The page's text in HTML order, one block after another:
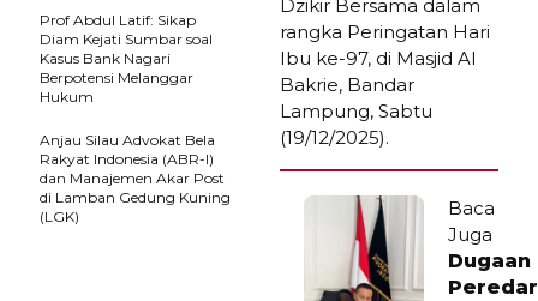
Dzikir Bersama dalam
rangka Peringatan Hari
Ibu ke-97, di Masjid Al
Bakrie, Bandar
Lampung, Sabtu
(19/12/2025).
Baca
Juga
Dugaan
Prof Abdul Latif: Sikap
Diam Kejati Sumbar soal
Kasus Bank Nagari
Berpotensi Melanggar
Hukum
Anjau Silau Advokat Bela
Rakyat Indonesia (ABR-I)
dan Manajemen Akar Post
di Lamban Gedung Kuning
(LGK)